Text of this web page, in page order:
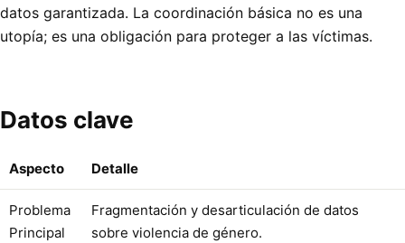
datos garantizada. La coordinación básica no es una
utopía; es una obligación para proteger a las víctimas.
Datos clave
Aspecto Detalle
Problema
Principal
Fragmentación y desarticulación de datos
sobre violencia de género.